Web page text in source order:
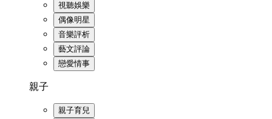
視聽娛樂
偶像明星
音樂評析
藝文評論
戀愛情事
親子
親子育兒